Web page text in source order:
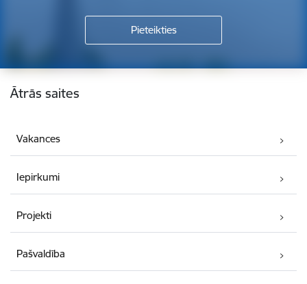
Kājene
Ātrās saites
Vakances
Iepirkumi
Projekti
Pašvaldība